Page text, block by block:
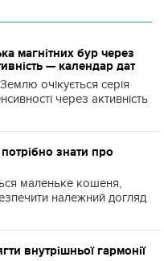
магнітних бур через
— календар дат
очікується серія
через активність
знати про
маленьке кошеня,
належний догляд
внутрішньої гармонії